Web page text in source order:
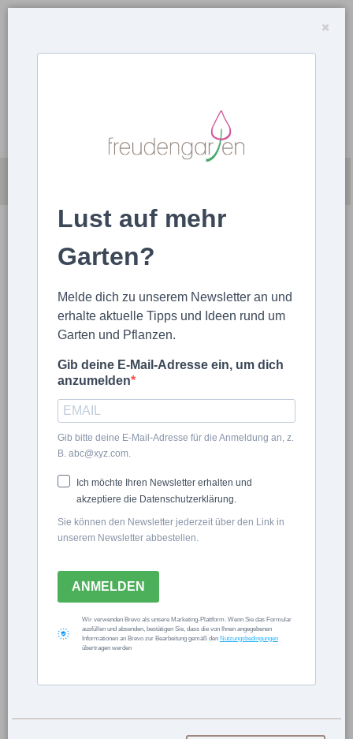
IMPRESSUM
freudengarten
17
FOTOS
20 FOLGT: 10
KONTAKT
Now Playing
Lust auf mehr
Garten?
Melde dich zu unserem Newsletter an und
erhalte aktuelle Tipps und Ideen rund um
Garten und Pflanzen.
Gib deine E-Mail-Adresse ein, um dich
anzumelden
Gib bitte deine E-Mail-Adresse für die Anmeldung an, z.
B. abc@xyz.com.
Ich möchte Ihren Newsletter erhalten und
akzeptiere die Datenschutzerklärung.
Sie können den Newsletter jederzeit über den Link in
unserem Newsletter abbestellen.
ANMELDEN
Wir verwenden Brevo als unsere Marketing-Plattform. Wenn Sie das Formular
ausfüllen und absenden, bestätigen Sie, dass die von Ihnen angegebenen
Informationen an Brevo zur Bearbeitung gemäß den Nutzungsbedingungen
übertragen werden